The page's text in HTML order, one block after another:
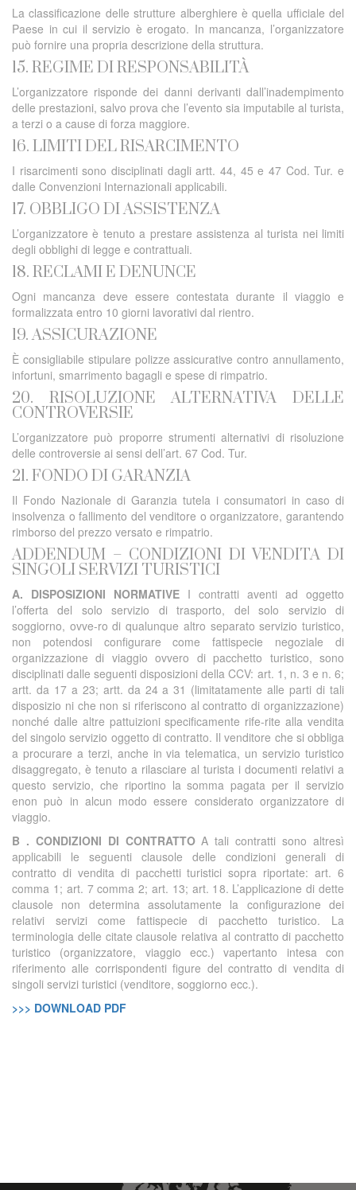
La classificazione delle strutture alberghiere è quella ufficiale del
Paese in cui il servizio è erogato. In mancanza, l’organizzatore
può fornire una propria descrizione della struttura.
15. REGIME DI RESPONSABILITÀ
L’organizzatore risponde dei danni derivanti dall’inadempimento
delle prestazioni, salvo prova che l’evento sia imputabile al turista,
a terzi o a cause di forza maggiore.
16. LIMITI DEL RISARCIMENTO
I risarcimenti sono disciplinati dagli artt. 44, 45 e 47 Cod. Tur. e
dalle Convenzioni Internazionali applicabili.
17. OBBLIGO DI ASSISTENZA
L’organizzatore è tenuto a prestare assistenza al turista nei limiti
degli obblighi di legge e contrattuali.
18. RECLAMI E DENUNCE
Ogni mancanza deve essere contestata durante il viaggio e
formalizzata entro 10 giorni lavorativi dal rientro.
19. ASSICURAZIONE
È consigliabile stipulare polizze assicurative contro annullamento,
infortuni, smarrimento bagagli e spese di rimpatrio.
20. RISOLUZIONE ALTERNATIVA DELLE
CONTROVERSIE
L’organizzatore può proporre strumenti alternativi di risoluzione
delle controversie ai sensi dell’art. 67 Cod. Tur.
21. FONDO DI GARANZIA
Il Fondo Nazionale di Garanzia tutela i consumatori in caso di
insolvenza o fallimento del venditore o organizzatore, garantendo
rimborso del prezzo versato e rimpatrio.
ADDENDUM – CONDIZIONI DI VENDITA DI
SINGOLI SERVIZI TURISTICI
A. DISPOSIZIONI NORMATIVE I contratti aventi ad oggetto
l’offerta del solo servizio di trasporto, del solo servizio di
soggiorno, ovve-ro di qualunque altro separato servizio turistico,
non potendosi configurare come fattispecie negoziale di
organizzazione di viaggio ovvero di pacchetto turistico, sono
disciplinati dalle seguenti disposizioni della CCV: art. 1, n. 3 e n. 6;
artt. da 17 a 23; artt. da 24 a 31 (limitatamente alle parti di tali
disposizio ni che non si riferiscono al contratto di organizzazione)
nonché dalle altre pattuizioni specificamente rife-rite alla vendita
del singolo servizio oggetto di contratto. Il venditore che si obbliga
a procurare a terzi, anche in via telematica, un servizio turistico
disaggregato, è tenuto a rilasciare al turista i documenti relativi a
questo servizio, che riportino la somma pagata per il servizio
enon può in alcun modo essere considerato organizzatore di
viaggio.
B . CONDIZIONI DI CONTRATTOA tali contratti sono altresì
applicabili le seguenti clausole delle condizioni generali di
contratto di vendita di pacchetti turistici sopra riportate: art. 6
comma 1; art. 7 comma 2; art. 13; art. 18. L’applicazione di dette
clausole non determina assolutamente la configurazione dei
relativi servizi come fattispecie di pacchetto turistico. La
terminologia delle citate clausole relativa al contratto di pacchetto
turistico (organizzatore, viaggio ecc.) vapertanto intesa con
riferimento alle corrispondenti figure del contratto di vendita di
singoli servizi turistici (venditore, soggiorno ecc.).
>>> DOWNLOAD PDF